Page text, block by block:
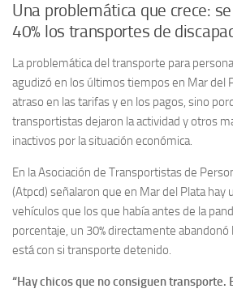
Una problemática que crece:
40% los transportes de
La problemática del transporte para
agudizó en los últimos tiempos en Mar del
atraso en las tarifas y en los pagos, sino
transportistas dejaron la actividad y otros
inactivos por la situación económica.
En la Asociación de Transportistas de
(Atpcd) señalaron que en Mar del Plata hay
vehículos que los que había antes de la
porcentaje, un 30% directamente abandonó
está con si transporte detenido.
“Hay chicos que no consiguen transporte.